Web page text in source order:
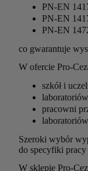
PN-EN
PN-EN
PN-EN
co gwarantuje
W ofercie Pro-
szkół i
pracowni
Szeroki wybór
do specyfiki
W sklepie Pro-